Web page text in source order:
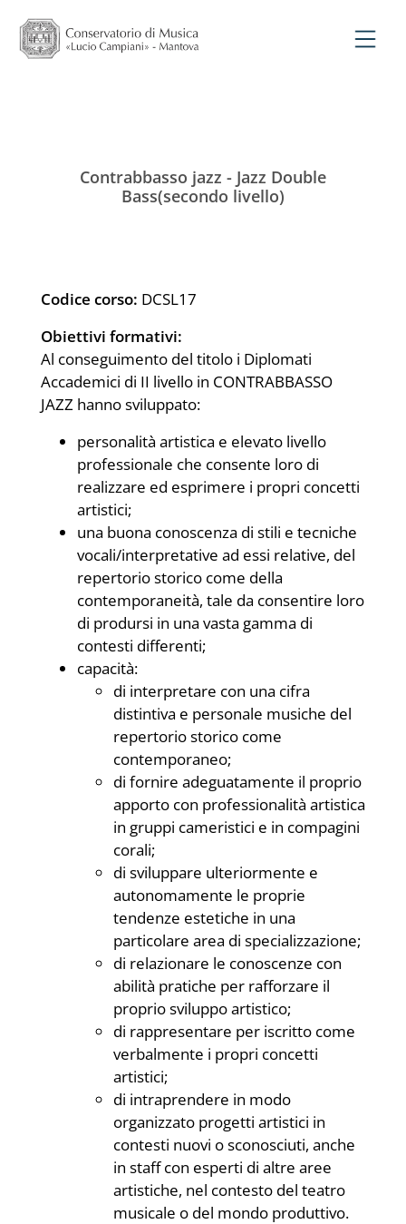
Contrabbasso jazz - Jazz Double
Bass(secondo livello)
Codice corso: DCSL17
Obiettivi formativi:
Al conseguimento del titolo i Diplomati
Accademici di II livello in CONTRABBASSO
JAZZ hanno sviluppato:
personalità artistica e elevato livello
professionale che consente loro di
realizzare ed esprimere i propri concetti
artistici;
una buona conoscenza di stili e tecniche
vocali/interpretative ad essi relative, del
repertorio storico come della
contemporaneità, tale da consentire loro
di prodursi in una vasta gamma di
contesti differenti;
capacità:
di interpretare con una cifra
distintiva e personale musiche del
repertorio storico come
contemporaneo;
di fornire adeguatamente il proprio
apporto con professionalità artistica
in gruppi cameristici e in compagini
corali;
di sviluppare ulteriormente e
autonomamente le proprie
tendenze estetiche in una
particolare area di specializzazione;
di relazionare le conoscenze con
abilità pratiche per rafforzare il
proprio sviluppo artistico;
di rappresentare per iscritto come
verbalmente i propri concetti
artistici;
di intraprendere in modo
organizzato progetti artistici in
contesti nuovi o sconosciuti, anche
in staff con esperti di altre aree
artistiche, nel contesto del teatro
musicale o del mondo produttivo.